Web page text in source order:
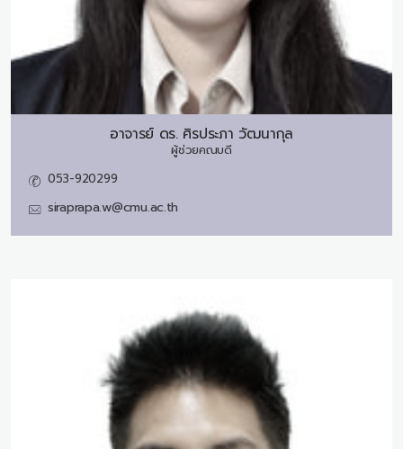
อาจารย์ ดร. ศิรประภา วัฒนากุล
ผู้ช่วยคณบดี
053-920299
siraprapa.w@cmu.ac.th